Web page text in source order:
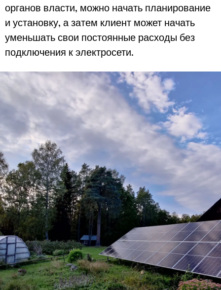
органов власти, можно начать планирование
и установку, а затем клиент может начать
уменьшать свои постоянные расходы без
подключения к электросети.